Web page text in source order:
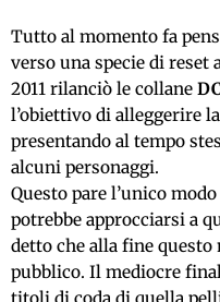
Tutto al momento fa
verso una specie di reset
2011 rilanciò le collane
l’obiettivo di alleggerire
presentando al tempo
alcuni personaggi.
Questo pare l’unico
potrebbe approcciarsi a
detto che alla fine questo
pubblico. Il mediocre
titoli di coda di quella